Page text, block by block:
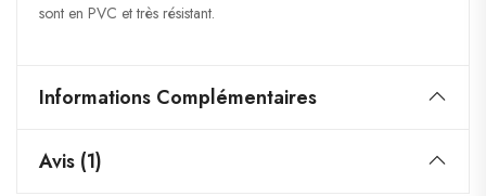
sont en PVC et très résistant.
Informations Complémentaires
Avis (1)